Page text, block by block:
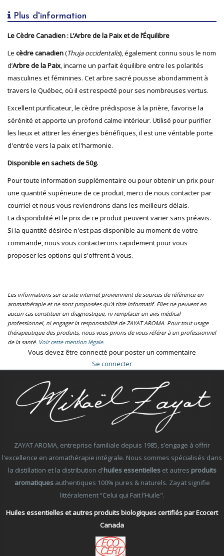
Plus d'information
Le Cèdre Canadien : L’Arbre de la Paix et de l’Équilibre
Le cèdre canadien(Thuja occidentalis), également connu sous le nom
d’Arbre de la Paix, incarne un parfait équilibre entre les polarités
masculines et féminines. Cet arbre sacré pousse abondamment à
travers le Québec, où il est respecté pour ses nombreuses vertus.
Excellent purificateur, le cèdre prédispose à la prière, favorise la
sérénité et apporte un profond calme intérieur. Utilisé pour purifier
les lieux et attirer les énergies bénéfiques, il est une véritable porte
d'entrée vers la paix et l'harmonie.
Disponible en sachets de 50g.
Pour toute information supplémentaire ou pour obtenir un prix pour
une quantité supérieure de ce produit, merci de nous contacter par
courriel et nous vous reviendrons dans les meilleurs délais.
La disponibilité et le prix de ce produit peuvent varier sans préavis.
Si la quantité désirée n'est pas disponible au moment de votre
commande, nous vous contacterons rapidement pour vous
proposer les options qui s'offrent à vous.
Les informations sur ce site internet proviennent de sources de référence en
aromathérapie et ne sont proposées qu’à titre informatif. Elles ne peuvent en
aucun cas constituer un diagnostique, ni remplacer un avis médical
professionnel, ni engager la responsabilité de ZAYAT AROMA. Pour tout usage
thérapeutique des produits, nous vous prions de vous référer à un professionnel
de la santé. Voir cette mention légale.
Vous devez être connecté pour poster un commentaire
Se connecter
ZAYAT AROMA, entreprise familiale depuis 1985, s’engage à offrir
l'excellence en aromathérapie intégrale. Nous sommes spécialisés dans
la distillation et la distribution d'huiles essentielleset autres produits
aromatiquesauthentiques 100% pures & naturels. Zayat signifie
littéralement “Celui qui Fait l’Huile".
Huiles essentielles et autres produits biologiques certifiés par Ecocert
Canada